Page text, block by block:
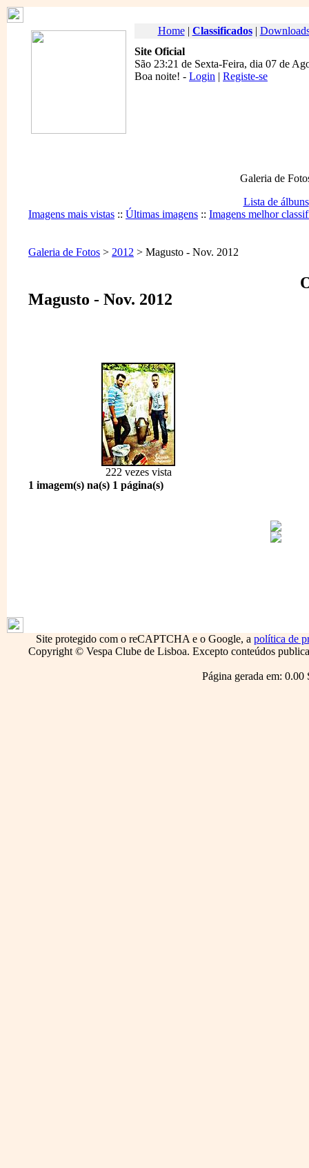
Home| Classificados|
Site Oficial
São 23:21 de Sexta-Feira, dia 07 de
Boa noite! - Login | Registe-se
Galeria de
Lista de álbuns
Imagens mais vistas :: Últimas imagens :: Imagens melhor
Galeria de Fotos > 2012 > Magusto - Nov. 2012
Magusto - Nov. 2012
222 vezes vista
1 imagem(s) na(s) 1 página(s)
Site protegido com o reCAPTCHA e o Google, a política de
Copyright © Vespa Clube de Lisboa. Excepto conteúdos
Página gerada em: 0.00